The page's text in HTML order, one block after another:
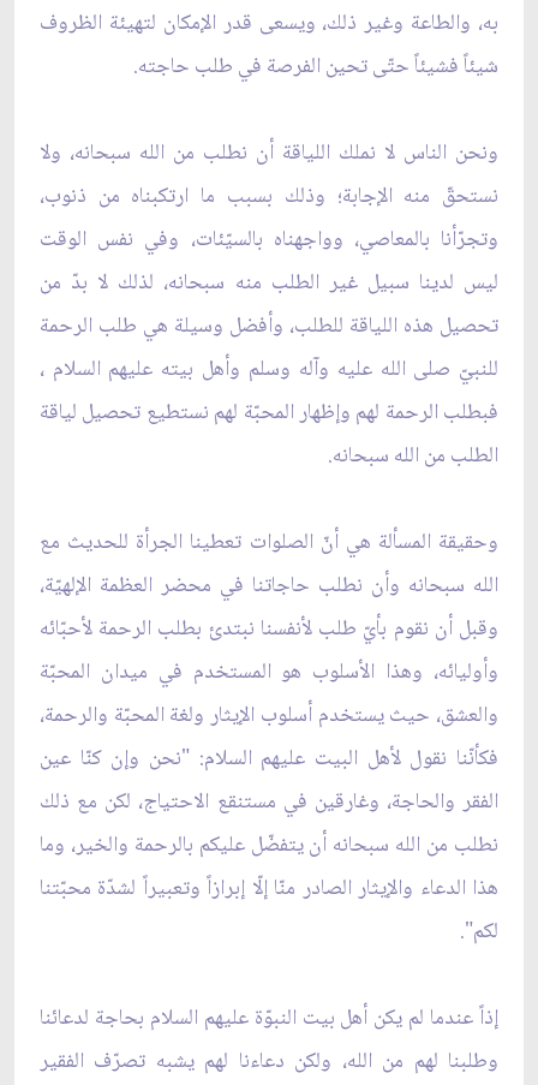
به، والطاعة وغير ذلك، ويسعى قدر الإمكان لتهيئة الظروف
شيئاً فشيئاً حتّى تحين الفرصة في طلب حاجته.
ونحن الناس لا نملك اللياقة أن نطلب من الله سبحانه، ولا
نستحقّ منه الإجابة؛ وذلك بسبب ما ارتكبناه من ذنوب،
وتجرّأنا بالمعاصي، وواجهناه بالسيّئات، وفي نفس الوقت
ليس لدينا سبيل غير الطلب منه سبحانه، لذلك لا بدّ من
تحصيل هذه اللياقة للطلب، وأفضل وسيلة هي طلب الرحمة
للنبيّ صلى الله عليه وآله وسلم وأهل بيته عليهم السلام ،
فبطلب الرحمة لهم وإظهار المحبّة لهم نستطيع تحصيل لياقة
الطلب من الله سبحانه.
وحقيقة المسألة هي أنّ الصلوات تعطينا الجرأة للحديث مع
الله سبحانه وأن نطلب حاجاتنا في محضر العظمة الإلهيّة،
وقبل أن نقوم بأيّ طلب لأنفسنا نبتدئ بطلب الرحمة لأحبّائه
وأوليائه، وهذا الأسلوب هو المستخدم في ميدان المحبّة
والعشق، حيث يستخدم أسلوب الإيثار ولغة المحبّة والرحمة،
فكأنّنا نقول لأهل البيت عليهم السلام: "نحن وإن كنّا عين
الفقر والحاجة، وغارقين في مستنقع الاحتياج، لكن مع ذلك
نطلب من الله سبحانه أن يتفضّل عليكم بالرحمة والخير، وما
هذا الدعاء والإيثار الصادر منّا إلّا إبرازاً وتعبيراً لشدّة محبّتنا
لكم".
إذاً عندما لم يكن أهل بيت النبوّة عليهم السلام بحاجة لدعائنا
وطلبنا لهم من الله، ولكن دعاءنا لهم يشبه تصرّف الفقير